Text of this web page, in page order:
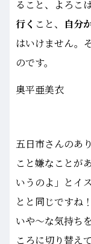
ること、よろこ
行く こと、 自分
はいけません。
のです。
奥平亜美衣
五日市さんのあ
こと嫌なことが
いうのよ」とイ
とと同じですね！
いや～な気持ち
ころに切り替え